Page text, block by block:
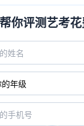
你评测艺考